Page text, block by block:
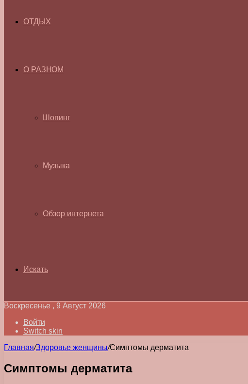
ОТДЫХ
О РАЗНОМ
Шопинг
Музыка
Обзор интернета
Искать
Воскресенье , 9 Август 2026
Войти
Switch skin
Главная/Здоровье женщины/Симптомы дерматита
Симптомы дерматита